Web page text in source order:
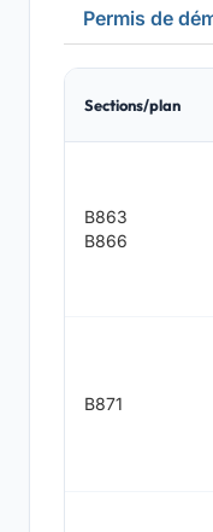
Permis de
Sections/plan
B863
B866
B871